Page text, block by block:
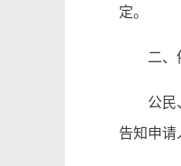
定。
二
公
告知申请